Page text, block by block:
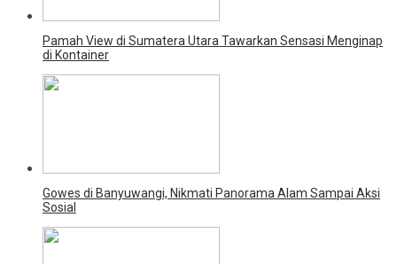
Pamah View di Sumatera Utara Tawarkan Sensasi Menginap
di Kontainer
Gowes di Banyuwangi, Nikmati Panorama Alam Sampai Aksi
Sosial